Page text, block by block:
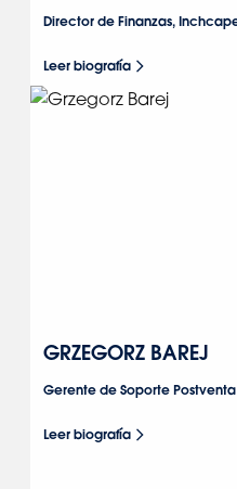
Director de Finanzas,
Leer biografía
GRZEGORZ BAREJ
Gerente de Soporte
Leer biografía